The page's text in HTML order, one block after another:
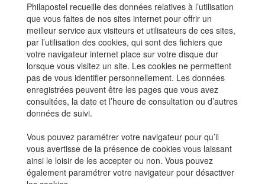
Philapostel recueille des données relatives à l’utilisation
que vous faites de nos sites internet pour offrir un
meilleur service aux visiteurs et utilisateurs de ces sites,
par l’utilisation des cookies, qui sont des fichiers que
votre navigateur internet place sur votre disque dur
lorsque vous visitez un site. Les cookies ne permettent
pas de vous identifier personnellement. Les données
enregistrées peuvent être les pages que vous avez
consultées, la date et l’heure de consultation ou d’autres
données de suivi.
Vous pouvez paramétrer votre navigateur pour qu’il
vous avertisse de la présence de cookies vous laissant
ainsi le loisir de les accepter ou non. Vous pouvez
également paramétrer votre navigateur pour désactiver